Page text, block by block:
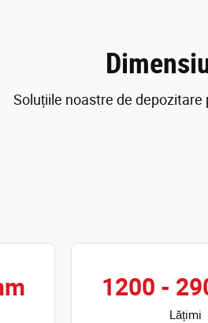
Soluțiile noastre de
1200 -
Lățimi